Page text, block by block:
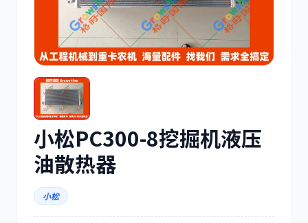
日立 久保田
三菱 博世
小松PC300-8挖掘机液压
油散热器
小松